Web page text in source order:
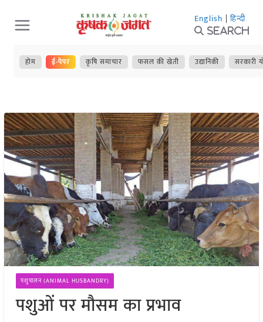
Skip
to
content
English | हिन्दी
Search
होम ई-पेपर कृषि समाचार फसल की खेती उद्यानिकी सरकारी
पशुपालन (ANIMAL HUSBANDRY)
पशुओं पर मौसम का प्रभाव